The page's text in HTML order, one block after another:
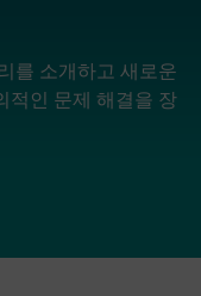
를 소개하고 새로운
적인 문제 해결을 장